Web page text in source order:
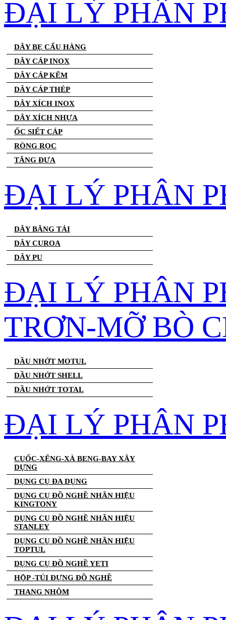
ĐẠI LÝ PHÂN
DÂY BẸ CẨU HÀNG
DÂY CÁP INOX
DÂY CÁP KẼM
DÂY CÁP THÉP
DÂY XÍCH INOX
DÂY XÍCH NHỰA
ỐC SIẾT CÁP
RÒNG RỌC
TĂNG ĐƯA
ĐẠI LÝ PHÂN
DÂY BĂNG TẢI
DÂY CUROA
DÂY PU
ĐẠI LÝ PHÂN
TRƠN-MỠ BÒ
DẦU NHỚT MOTUL
DẦU NHỚT SHELL
DẦU NHỚT TOTAL
ĐẠI LÝ PHÂN
CUỐC-XẼNG-XÀ BENG-BAY XÂY
DỰNG
DỤNG CỤ ĐA DỤNG
DỤNG CỤ ĐỒ NGHỀ NHÃN HIỆU
KINGTONY
DỤNG CỤ ĐỒ NGHỀ NHÃN HIỆU
STANLEY
DỤNG CỤ ĐỒ NGHỀ NHÃN HIỆU
TOPTUL
DỤNG CỤ ĐỒ NGHỀ YETI
HỘP -TÚI ĐỰNG ĐỒ NGHỀ
THANG NHÔM